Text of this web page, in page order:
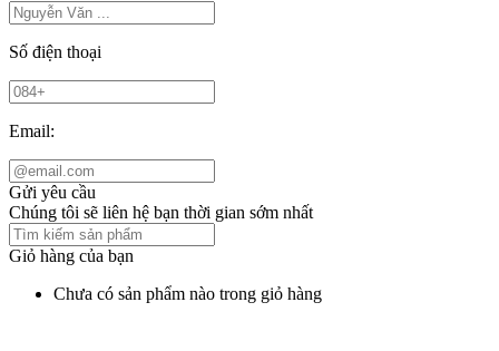
Số điện thoại
Email:
Gửi yêu cầu
Chúng tôi sẽ liên hệ bạn thời gian sớm nhất
Giỏ hàng của bạn
Chưa có sản phẩm nào trong giỏ hàng